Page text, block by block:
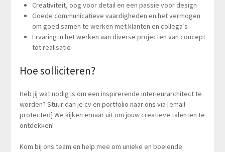
Creativiteit, oog voor detail en een passie voor design
Goede communicatieve vaardigheden en het vermogen
om goed samen te werken met klanten en collega’s
Ervaring in het werken aan diverse projecten van concept
tot realisatie
Hoe solliciteren?
Heb jij wat nodig is om een inspirerende interieurarchitect te
worden? Stuur dan je cv en portfolio naar ons via [email
protected] We kijken ernaar uit om jouw creatieve talenten te
ontdekken!
Kom bij ons team en help mee om unieke en boeiende